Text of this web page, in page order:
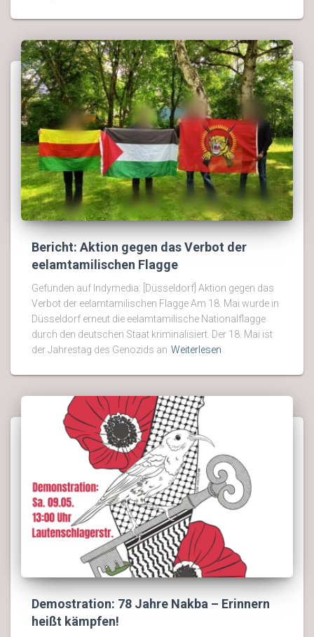
Bericht: Aktion gegen das Verbot der
eelamtamilischen Flagge
Gefunden auf Indymedia: [Düsseldorf] Aktion gegen das
Verbot der eelamtamilischen Flagge Am 18. Mai wurde in
Düsseldorf erneut die eelamtamilische Nationalflagge
durch den deutschen Staat kriminalisiert. Der 18. Mai ist
der Jahrestag des Genozids an Weiterlesen
Demostration: 78 Jahre Nakba – Erinnern
heißt kämpfen!